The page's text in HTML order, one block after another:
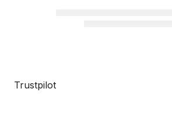
Trustpilot